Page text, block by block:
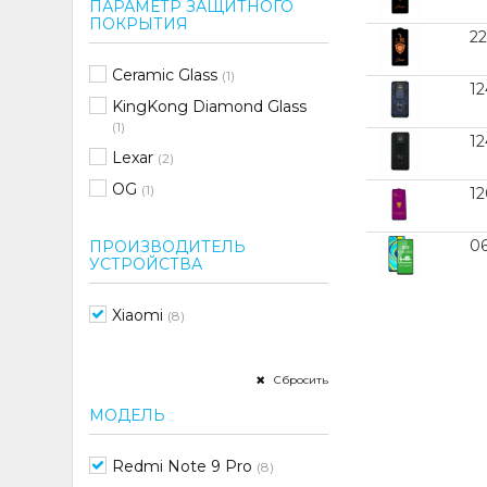
ПАРАМЕТР ЗАЩИТНОГО
ПОКРЫТИЯ
Ceramic Glass (1)
KingKong Diamond Glass
(1)
Lexar (2)
OG (1)
ПРОИЗВОДИТЕЛЬ
УСТРОЙСТВА
Xiaomi (8)
Сбросить
МОДЕЛЬ
Redmi Note 9 Pro (8)